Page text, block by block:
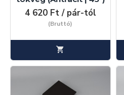
4 620 Ft / pár-tól
(Bruttó)